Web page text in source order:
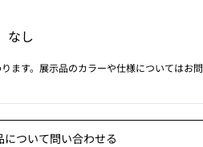
なし
ます。展示品のカラーや仕様についてはお問
について問い合わせる